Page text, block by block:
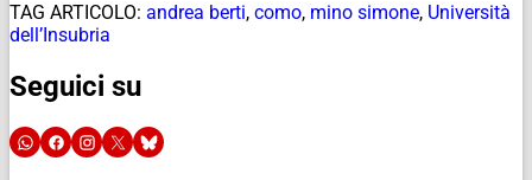
TAG ARTICOLO: andrea berti, como, mino simone, Università
dell’Insubria
Seguici su